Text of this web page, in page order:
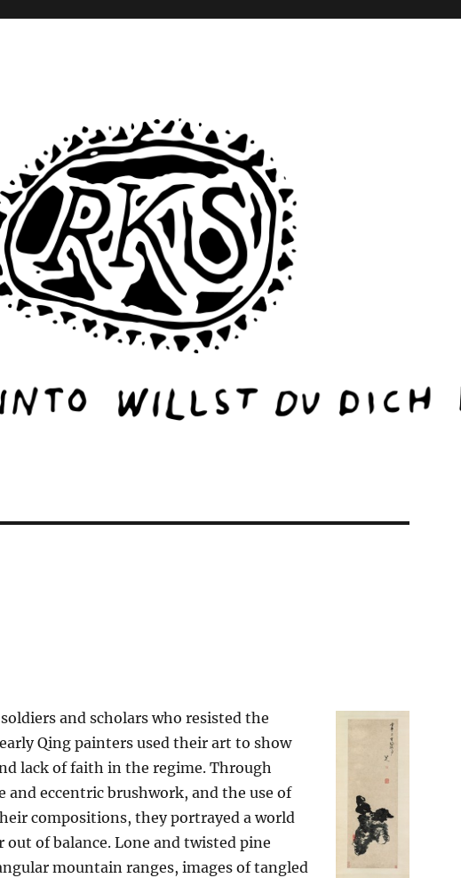
and scholars who resisted the
Qing painters used their art to show
lack of faith in the regime. Through
and eccentric brushwork, and the use of
compositions, they portrayed a world
out of balance. Lone and twisted pine
mountain ranges, images of tangled